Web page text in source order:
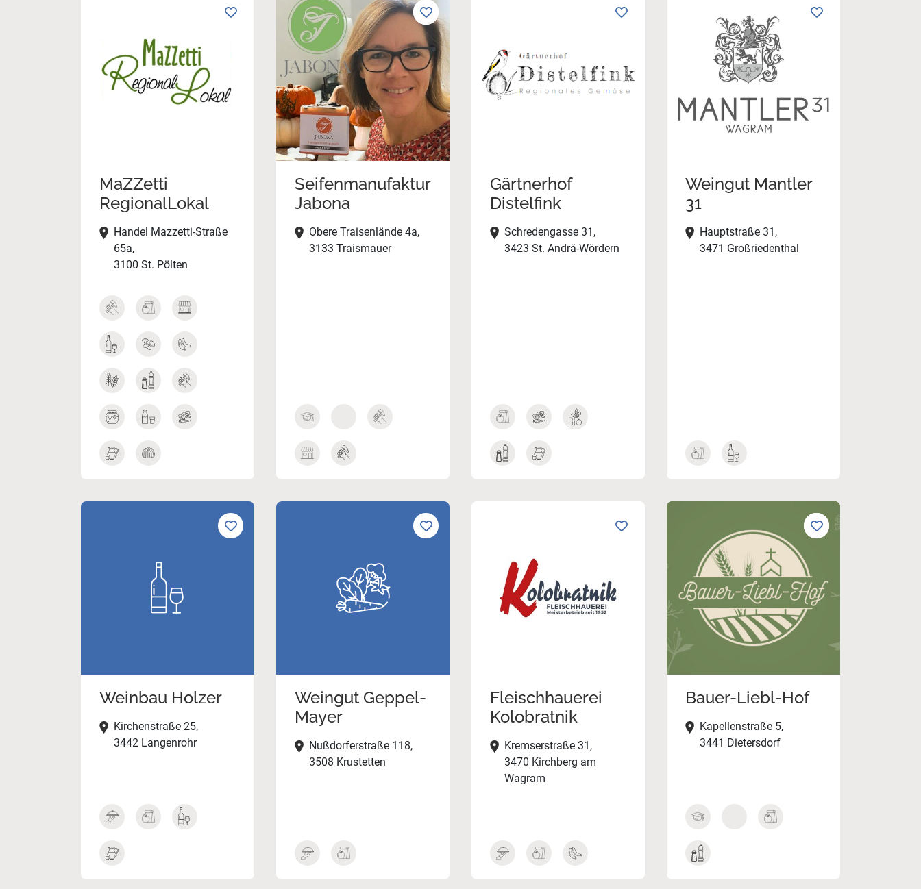
MaZZetti
RegionalLokal
Handel Mazzetti-Straße
65a,
3100 St. Pölten
Seifenmanufaktur
Jabona
Obere Traisenlände 4a,
3133 Traismauer
Gärtnerhof
Distelfink
Schredengasse 31,
3423 St. Andrä-Wördern
Weingut Mantler
31
Hauptstraße 31,
3471 Großriedenthal
Weinbau Holzer
Kirchenstraße 25,
3442 Langenrohr
Weingut Geppel-
Mayer
Nußdorferstraße 118,
3508 Krustetten
Fleischhauerei
Kolobratnik
Kremserstraße 31,
3470 Kirchberg am
Wagram
Bauer-Liebl-Hof
Kapellenstraße 5,
3441 Dietersdorf